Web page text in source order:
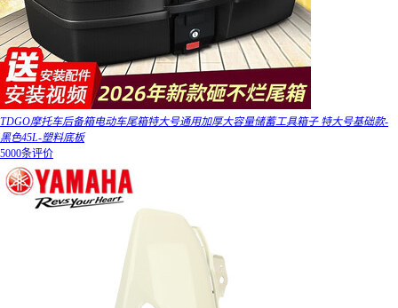
TDGO摩托车后备箱电动车尾箱特大号通用加厚大容量储蓄工具箱子 特大号基础款-
黑色45L-塑料底板
5000条评价